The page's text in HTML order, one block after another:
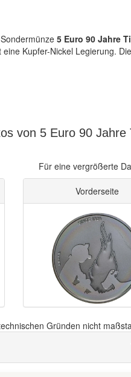
5 Euro 90 Jahre
Kupfer-Nickel Legierung.
von 5 Euro 90
Für eine vergrößerte
Vorderseite
Gründen nicht